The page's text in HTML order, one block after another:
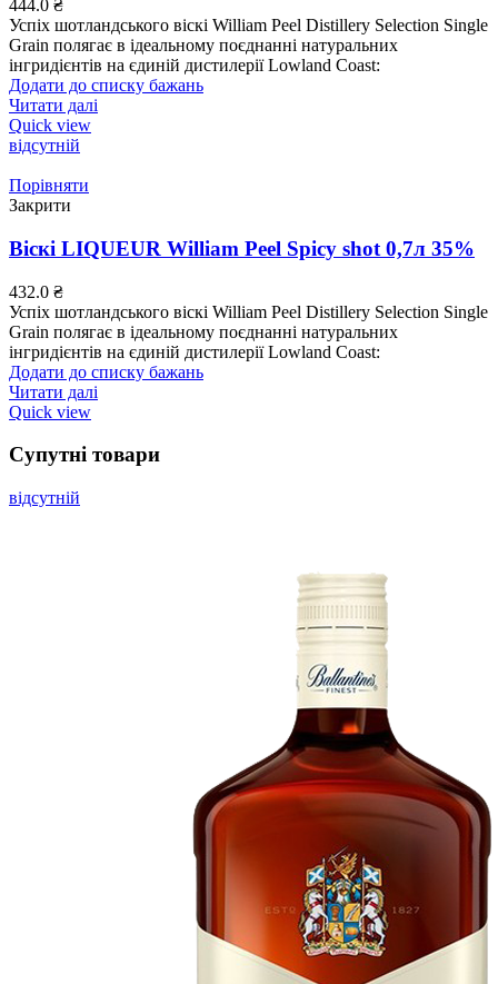
444.0 ₴
Успіх шотландського віскі William Peel Distillery Selection Single
Grain полягає в ідеальному поєднанні натуральних
інгридієнтів на єдиній дистилерії Lowland Coast:
Додати до списку бажань
Читати далі
Quick view
відсутній
Порівняти
Закрити
Віскі LIQUEUR William Peel Spicy shot 0,7л 35%
432.0 ₴
Успіх шотландського віскі William Peel Distillery Selection Single
Grain полягає в ідеальному поєднанні натуральних
інгридієнтів на єдиній дистилерії Lowland Coast:
Додати до списку бажань
Читати далі
Quick view
Супутні товари
відсутній